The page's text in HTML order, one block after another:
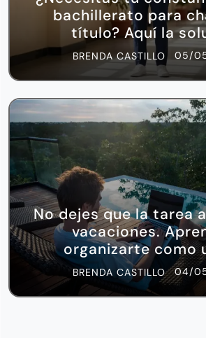
bachillerato para
título? Aquí la
BRENDA CASTILLO 05/
No dejes que la tarea
vacaciones.
organizarte como
BRENDA CASTILLO 04/